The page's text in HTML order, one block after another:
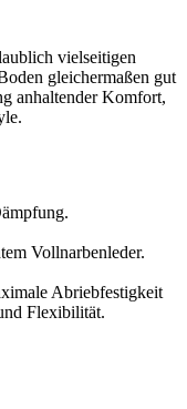
vielseitigen
gleichermaßen gut
anhaltender Komfort,
Vollnarbenleder.
Abriebfestigkeit
Flexibilität.